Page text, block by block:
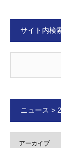
サイト内検
ニュース >